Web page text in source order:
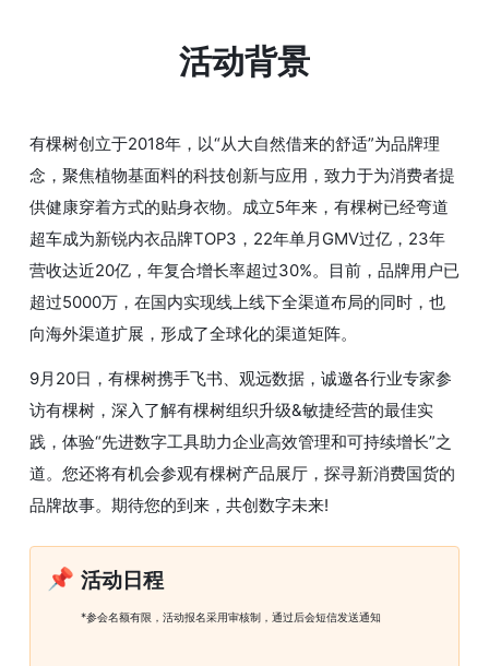
活动背景
有棵树创立于2018年，以“从大自然借来的舒适”为品牌理
念，聚焦植物基面料的科技创新与应用，致力于为消费者提
供健康穿着方式的贴身衣物。成立5年来，有棵树已经弯道
超车成为新锐内衣品牌TOP3，22年单月GMV过亿，23年
营收达近20亿，年复合增长率超过30%。目前，品牌用户已
超过5000万，在国内实现线上线下全渠道布局的同时，也
向海外渠道扩展，形成了全球化的渠道矩阵。
9月20日，有棵树携手飞书、观远数据，诚邀各行业专家参
访有棵树，深入了解有棵树组织升级&敏捷经营的最佳实
践，体验“先进数字工具助力企业高效管理和可持续增长”之
道。您还将有机会参观有棵树产品展厅，探寻新消费国货的
品牌故事。期待您的到来，共创数字未来!
📌 活动日程
*参会名额有限，活动报名采用审核制，通过后会短信发送通知